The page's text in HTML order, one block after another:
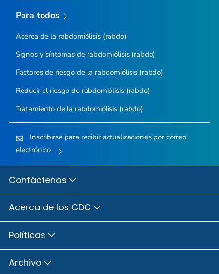
Para todos
Acerca de la rabdomiólisis (rabdo)
Signos y síntomas de rabdomiólisis (rabdo)
Factores de riesgo de la rabdomiólisis (rabdo)
Reducir el riesgo de rabdomiólisis (rabdo)
Tratamiento de la rabdomiólisis (rabdo)
Inscribirse para recibir actualizaciones por correo
electrónico
Contáctenos
Acerca de los CDC
Políticas
Archivo